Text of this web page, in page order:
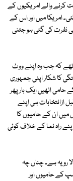
کرنے والے امریکیوں کے
امریکا میں اور اس کے
نفرت کی گئی ہو جتنی
کہ جب وہ اپنے ووٹ
کا شکار اپنی جمہوری
حامی انھیں ایک بار پھر
ازانتخابات ہی اپنے
میں ان کے حامیوں کا
راہ نما کے خلاف کوئی
رویہ ہے۔ چناں چہ
کے حامیوں اور